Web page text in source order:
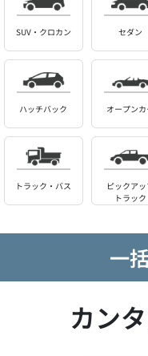
SUV・クロカン セダン
ハッチバック オープンカ
トラック・バス
ピックア
トラック
一
カン